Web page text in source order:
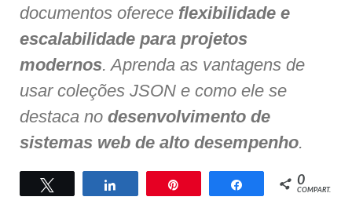
documentos oferece flexibilidade e
escalabilidade para projetos
modernos. Aprenda as vantagens de
usar coleções JSON e como ele se
destaca no desenvolvimento de
sistemas web de alto desempenho.
Compartilhar Compartilhar
0
COMPART.